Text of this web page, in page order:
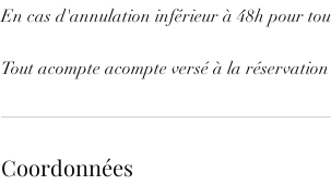
En cas d'annulation inférieur à 48h pour
Tout acompte acompte versé à la
Coordonnées